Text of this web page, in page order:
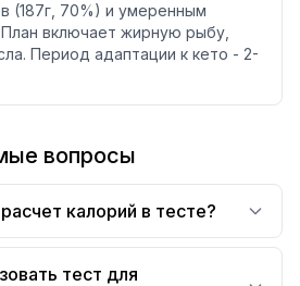
(187г, 70%) и умеренным
включает жирную рыбу,
Период адаптации к кето - 2-
вопросы
калорий в тесте?
тест для